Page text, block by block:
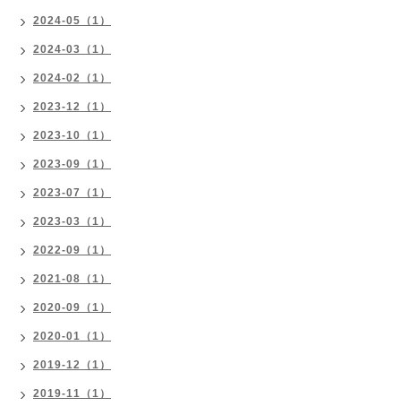
2024-05（1）
2024-03（1）
2024-02（1）
2023-12（1）
2023-10（1）
2023-09（1）
2023-07（1）
2023-03（1）
2022-09（1）
2021-08（1）
2020-09（1）
2020-01（1）
2019-12（1）
2019-11（1）